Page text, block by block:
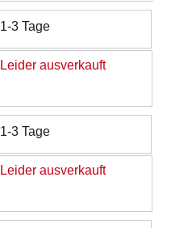
1-3 Tage
Leider ausverkauft
1-3 Tage
Leider ausverkauft